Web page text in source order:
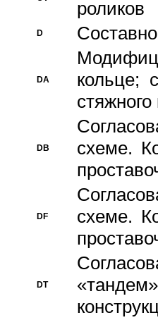
роликов
D
DA
кольце;
DB
схеме.
DF
схеме.
DT